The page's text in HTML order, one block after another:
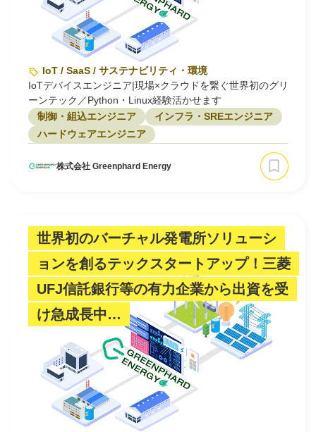
IoT / SaaS / サステナビリティ・環境
IoTデバイスエンジニア|現場×クラウドを繋ぐ世界初のグリ
ーンテック／Python・Linux経験活かせます
制御・組込エンジニア
インフラ・SREエンジニア
ハードウェアエンジニア
株式会社 Greenphard Energy
世界初のバーチャル発電所ソリューシ
ョンを創るテックスタートアップ！三菱
UFJ信託銀行等の有力企業から出資を受
け急成長中…